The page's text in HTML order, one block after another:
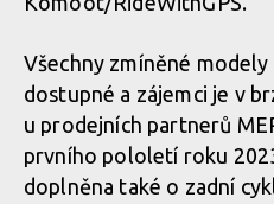
Všechny zmíněné
dostupné a zájemci je v
u prodejních partnerů
prvního pololetí roku
doplněna také o zadní